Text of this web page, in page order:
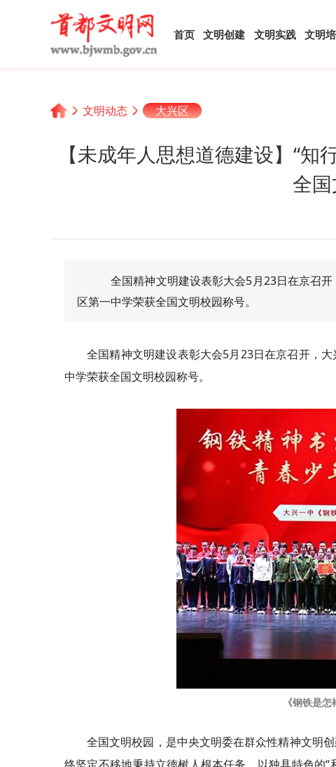
首页 文明创建 文明实践 文明
文明动态 大兴区
【未成年人思想道德建设】“
全
全国精神文明建设表彰大会5月23日在京召
区第一中学荣获全国文明校园称号。
全国精神文明建设表彰大会5月23日在京召开，
中学荣获全国文明校园称号。
《钢铁是
全国文明校园，是中央文明委在群众性精神文明